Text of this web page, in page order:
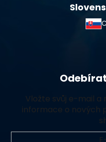
Vložte svůj e-mail
informace o nových